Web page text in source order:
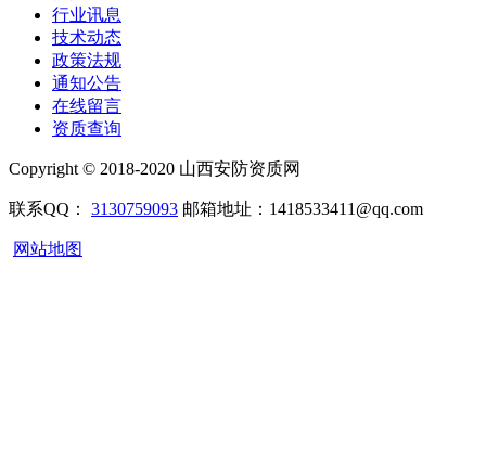
行业讯息
技术动态
政策法规
通知公告
在线留言
资质查询
Copyright © 2018-2020 山西安防资质网
联系QQ： 3130759093 邮箱地址：1418533411@qq.com
网站地图